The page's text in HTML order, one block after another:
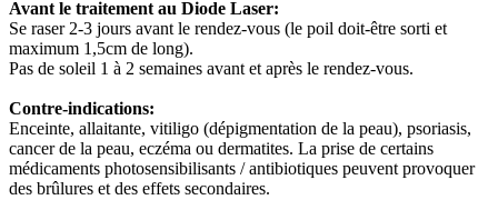
Avant le traitement au Diode Laser:
Se raser 2-3 jours avant le rendez-vous (le poil doit-être sorti et
maximum 1,5cm de long).
Pas de soleil 1 à 2 semaines avant et après le rendez-vous.
Contre-indications:
Enceinte, allaitante, vitiligo (dépigmentation de la peau), psoriasis,
cancer de la peau, eczéma ou dermatites. La prise de certains
médicaments photosensibilisants / antibiotiques peuvent provoquer
des brûlures et des effets secondaires.